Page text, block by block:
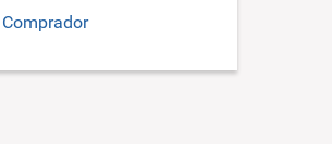
Comprador